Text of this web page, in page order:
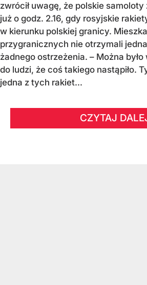
zwrócił uwagę, że polskie samoloty
już o godz. 2.16, gdy rosyjskie
w kierunku polskiej granicy.
przygranicznych nie otrzymali
żadnego ostrzeżenia. – Można
do ludzi, że coś takiego nastąpiło.
jedna z tych rakiet...
CZYTAJ